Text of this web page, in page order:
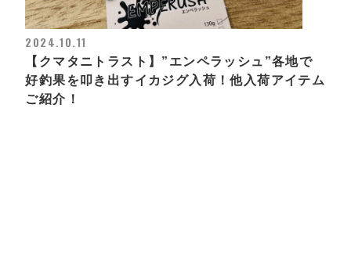
2024.10.11
【クマタニトラスト】”エンペラッシュ”各地で
好釣果を叩き出すイカジグ入荷！他入荷アイテム
ご紹介！